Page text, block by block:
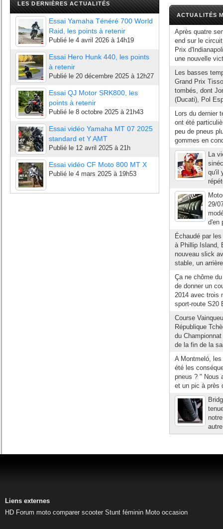
LES DERNIÈRES ACTUALITÉS
Essai Yamaha Ténéré 700 World
Raid, les points à retenir
Publié le 4 avril 2026 à 14h19
Essai Hero Hunk 440, les points
à retenir
Publié le 20 décembre 2025 à 12h27
Essai QJ Motor SRK800, les
points à retenir
Publié le 8 octobre 2025 à 21h43
Essai vidéo Yamaha MT 07 2025
standard et Y AMT
Publié le 12 avril 2025 à 21h
Essai vidéo CF Moto 800 MT X
Publié le 4 mars 2025 à 19h53
ACTUALITÉS
Après quatre
end sur le
Prix
une nouvelle
Les basses
Grand Prix
tombés, dont
(Ducati), Pol
Lors du dernier
ont été
peu de pneus
gommes en
La
qu'il
29/
d'en
Échaudé par
à Phillip Island,
nouveau slick
stable, un
Ça ne chôme
de donner un
2014 avec trois
sport-route S20
Course
République
du
de la fin de la
A Montmeló,
été les
pneus ? " Nous
et un pic à près
Liens externes
HD Forum moto comparer scooter Stunt féminin Moto occasion